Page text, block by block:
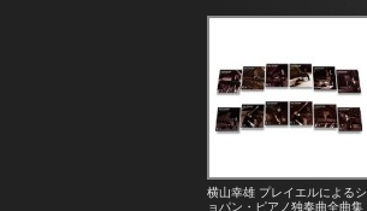
横山幸雄 プレイエルによるシ
ョパン・ピアノ独奏曲全曲集